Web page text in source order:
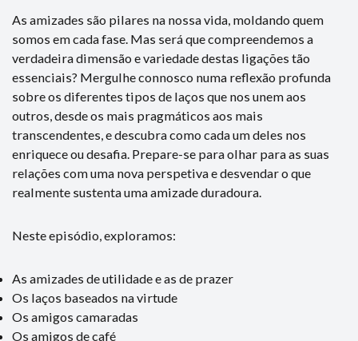
As amizades são pilares na nossa vida, moldando quem
somos em cada fase. Mas será que compreendemos a
verdadeira dimensão e variedade destas ligações tão
essenciais? Mergulhe connosco numa reflexão profunda
sobre os diferentes tipos de laços que nos unem aos
outros, desde os mais pragmáticos aos mais
transcendentes, e descubra como cada um deles nos
enriquece ou desafia. Prepare-se para olhar para as suas
relações com uma nova perspetiva e desvendar o que
realmente sustenta uma amizade duradoura.
Neste episódio, exploramos:
As amizades de utilidade e as de prazer
Os laços baseados na virtude
Os amigos camaradas
Os amigos de café